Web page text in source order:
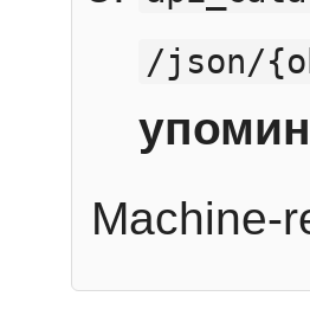
/json/
Machine-